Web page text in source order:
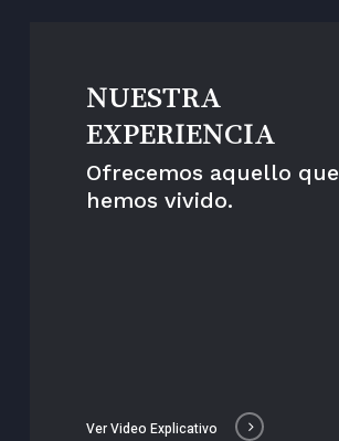
NUESTRA
EXPERIENCIA
Ofrecemos aquello que
hemos vivido.
Ver Video Explicativo